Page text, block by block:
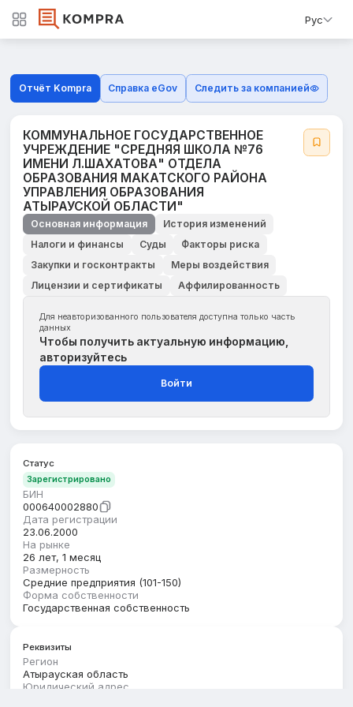
Рус
Отчёт Kompra Справка eGov Следить за компанией
КОММУНАЛЬНОЕ ГОСУДАРСТВЕННОЕ
УЧРЕЖДЕНИЕ "СРЕДНЯЯ ШКОЛА №76
ИМЕНИ Л.ШАХАТОВА" ОТДЕЛА
ОБРАЗОВАНИЯ МАКАТСКОГО РАЙОНА
УПРАВЛЕНИЯ ОБРАЗОВАНИЯ
АТЫРАУСКОЙ ОБЛАСТИ"
Основная информация
История изменений
Налоги и финансы
Суды
Факторы риска
Закупки и госконтракты
Меры воздействия
Лицензии и сертификаты
Аффилированность
Для неавторизованного пользователя доступна только часть
данных
Чтобы получить актуальную информацию,
авторизуйтесь
Войти
Статус
Зарегистрировано
БИН
000640002880
Дата регистрации
23.06.2000
На рынке
26 лет, 1 месяц
Размерность
Средние предприятия (101-150)
Форма собственности
Государственная собственность
Реквизиты
Регион
Атырауская область
Юридический адрес